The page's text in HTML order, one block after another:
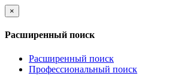
×
Расширенный поиск
Расширенный поиск
Профессиональный поиск